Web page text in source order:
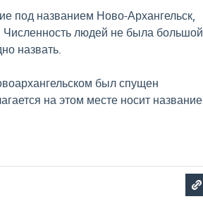
под названием Ново-Архангельск,
Численность людей не была большой
назвать.
был спущен
на этом месте носит название